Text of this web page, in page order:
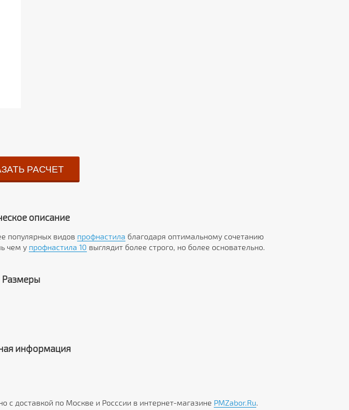
РАСЧЕТ
описание
популярных видов профнастила благодаря оптимальному сочетанию
чем у профнастила 10 выглядит более строго, но более основательно.
Размеры
информация
с доставкой по Москве и Росссии в интернет-магазине PMZabor.Ru.